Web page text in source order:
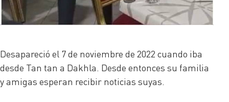
Desapareció el 7 de noviembre de 2022 cuando iba
desde Tan tan a Dakhla. Desde entonces su familia
y amigas esperan recibir noticias suyas.